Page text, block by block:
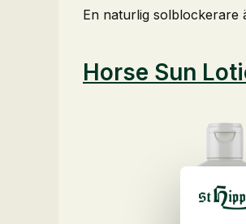
En naturlig solblockerare
Horse Sun